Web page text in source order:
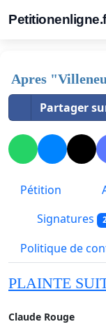
Apres
Partager
Pétition
Signatures
Politique de
PLAINTE
Claude Rouge